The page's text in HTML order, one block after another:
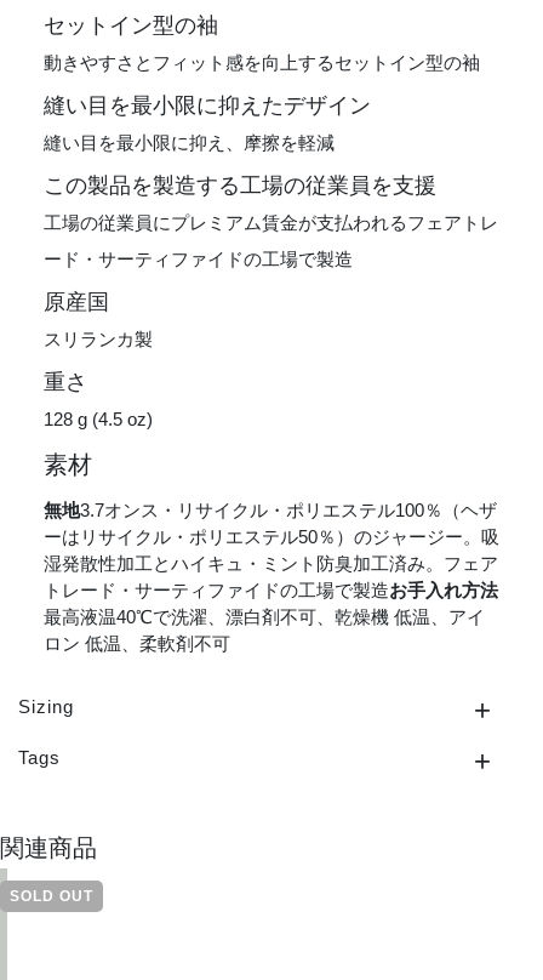
セットイン型の袖
動きやすさとフィット感を向上するセットイン型の袖
縫い目を最小限に抑えたデザイン
縫い目を最小限に抑え、摩擦を軽減
この製品を製造する工場の従業員を支援
工場の従業員にプレミアム賃金が支払われるフェアトレ
ード・サーティファイドの工場で製造
原産国
スリランカ製
重さ
128 g (4.5 oz)
素材
無地3.7オンス・リサイクル・ポリエステル100％（ヘザ
ーはリサイクル・ポリエステル50％）のジャージー。吸
湿発散性加工とハイキュ・ミント防臭加工済み。フェア
トレード・サーティファイドの工場で製造お手入れ方法
最高液温40℃で洗濯、漂白剤不可、乾燥機 低温、アイ
ロン 低温、柔軟剤不可
Sizing
Tags
関連商品
SOLD OUT